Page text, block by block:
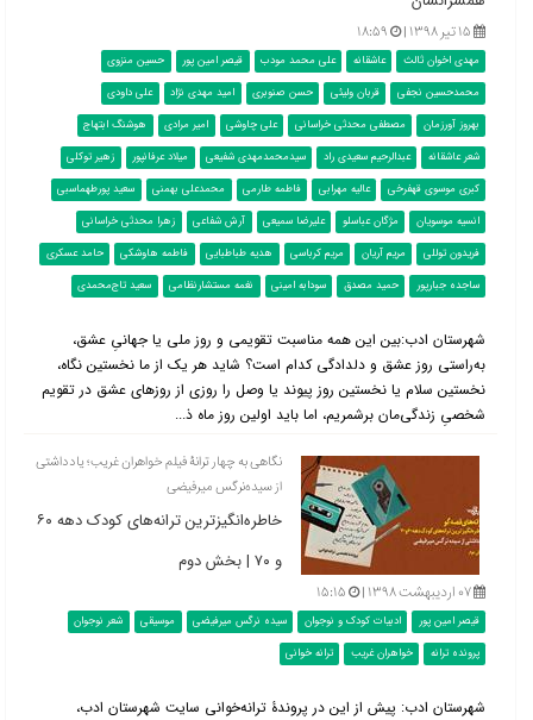
۱۵ تیر ۱۳۹۸ | ۱۸:۵۹
مهدی اخوان ثالث عاشقانه علی محمد مودب قیصر امین پور
حسین منزوی
محمدحسین نجفی
قربان ولیئی حسن صنوبری امید مهدی نژاد
علی داودی
بهروز آورزمان
مصطفی محدثی خراسانی علی چاوشی امیر مرادی
هوشنگ ابتهاج
شعر عاشقانه
عبدالرحیم سعیدی راد سیدمحمدمهدی شفیعی میلاد عرفانپور
زهیر توکلی
کبری موسوی قهفرخی
عالیه مهرابی فاطمه طارمی محمدعلی بهمنی
سعید پورطهماسبی
انسیه موسویان
مژگان عباسلو علیرضا سمیعی آرش شفاعی
زهرا محدثی خراسانی
فریدون توللی
مریم آریان مریم کرباسی هدیه طباطبایی فاطمه هاوشکی
حامد عسکری
ساجده جبارپور
حمید مصدق سودابه امینی نغمه مستشارنظامی سعید تاج‌محمدی
شهرستان ادب:‌بین این همه مناسبت تقویمی و روز ملی یا جهانیِ عشق،
به‌راستی روز عشق و دلدادگی کدام است؟ شاید هر یک از ما نخستین نگاه،
نخستین سلام یا نخستین روز پیوند یا وصل را روزی از روزهای عشق در تقویم
شخصیِ زندگی‌مان برشمریم، اما باید اولین روز ماه ذ...
نگاهی به چهار ترانۀ فیلم خواهران غریب؛ یادداشتی
از سیده‌نرگس میرفیضی
خاطره‌انگیزترین ترانه‌های کودک دهه ۶۰
و ۷۰ | بخش دوم
۰۷ اردیبهشت ۱۳۹۸ | ۱۵:۱۵
قیصر امین پور ادبیات کودک و نوجوان سیده نرگس میرفیضی موسیقی
شعر نوجوان
پرونده ترانه
خواهران غریب ترانه خوانی
شهرستان ادب: پیش از این در پروندۀ ترانه‌خوانی سایت شهرستان ادب،